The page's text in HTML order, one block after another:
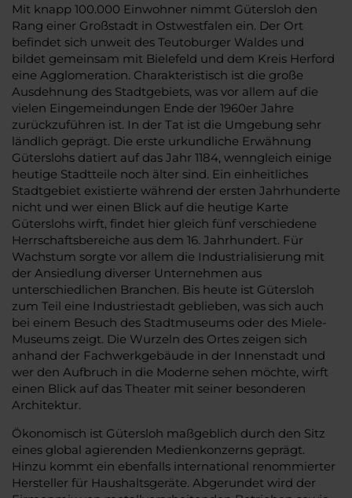
Mit knapp 100.000 Einwohner nimmt Gütersloh den
Rang einer Großstadt in Ostwestfalen ein. Der Ort
befindet sich unweit des Teutoburger Waldes und
bildet gemeinsam mit Bielefeld und dem Kreis Herford
eine Agglomeration. Charakteristisch ist die große
Ausdehnung des Stadtgebiets, was vor allem auf die
vielen Eingemeindungen Ende der 1960er Jahre
zurückzuführen ist. In der Tat ist die Umgebung sehr
ländlich geprägt. Die erste urkundliche Erwähnung
Güterslohs datiert auf das Jahr 1184, wenngleich einige
heutige Stadtteile noch älter sind. Ein einheitliches
Stadtgebiet existierte während der ersten Jahrhunderte
nicht und wer einen Blick auf die heutige Karte
Güterslohs wirft, findet hier gleich fünf verschiedene
Herrschaftsbereiche aus dem 16. Jahrhundert. Für
Wachstum sorgte vor allem die Industrialisierung mit
der Ansiedlung diverser Unternehmen aus
unterschiedlichen Branchen. Bis heute ist Gütersloh
zum Teil eine Industriestadt geblieben, was sich auch
bei einem Besuch des Stadtmuseums oder des Miele-
Museums zeigt. Die Wurzeln des Ortes zeigen sich
anhand der Fachwerkgebäude in der Innenstadt und
wer den Aufbruch in die Moderne sehen möchte, wirft
einen Blick auf das Theater mit seiner besonderen
Architektur.
Ökonomisch ist Gütersloh maßgeblich durch den Sitz
eines global agierenden Medienkonzerns geprägt.
Hinzu kommt ein ebenfalls international renommierter
Hersteller für Haushaltsgeräte. Abgerundet wird der